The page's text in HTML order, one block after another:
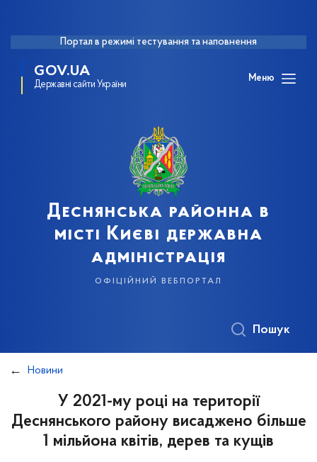
Портал в режимі тестування та наповнення
GOV.UA
Державні сайти України
Меню
Деснянська районна в
місті Києві державна
адміністрація
офіційний вебпортал
Пошук
Новини
У 2021-му році на території
Деснянського району висаджено більше
1 мільйона квітів, дерев та кущів